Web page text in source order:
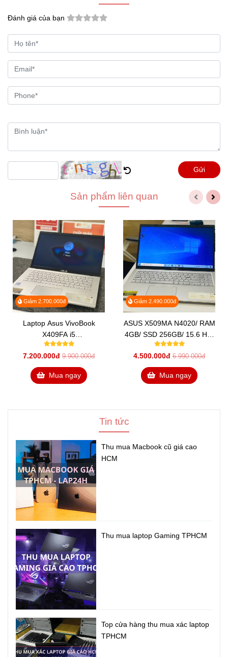
động của bạn. Đồng thời những đường nét sắc sảo, thiết
kế vuông vắn tạo nên vẻ đẹp hết sức tinh tế cho Asus
Kết hợp tính năng giữa hai công nghệ hiện đại, ổ lưu trữ
kép trên ASUS 15 X509FJ cho khả năng lưu trữ dung
lượng dữ liệu cực lớn với tốc độ truy xuất dữ liệu chớp
nhoáng. Bạn sẽ thoải mái lưu trữ các file dữ liệu lớn như
hình ảnh, phim ảnh hoặc những ca khúc yêu thích trên ổ
cứng HDD truyền thống; tải ứng dụng và giải quyết công
việc siêu nhanh với ổ lưu trữ SSD hoặc Intel Optane.
Hiệu năng xử lý mạnh mẽ
ASUS 15 X509FJ sở hữu sức mạnh tối ưu đến từ vi xử lý
Intel Core mới nhất với card đồ họa chuyên dụng NVIDIA
(tùy chọn phiên bản) cho khả năng làm việc và giải trí đa
nhiệm mạnh mẽ nhất hiện nay trên dòng laptop mỏng nhẹ.
Tăng cường hiệu suất với ăng ten Wi-Fi 802.11ac hai băng
tần, bạn sẽ được trải nghiệm trực tuyến siêu nhanh không
giật lag với tốc độ băng thông lên đến 867Mbps.
Âm thanh sống động
Đánh giá của bạn
Gửi
Sản phẩm liên quan
Giảm 2.700.000đ
Laptop Asus VivoBook
X409FA i5
8265U/8GB/256GB/Win10
(EK138T)
7.200.000đ 9.900.000đ
Mua ngay
Giảm 2.490.000đ
ASUS X509MA N4020/ RAM
4GB/ SSD 256GB/ 15.6 HD/
WIN10/ MÀU BẠC
4.500.000đ 6.990.000đ
Mua ngay
Tin tức
Thu mua Macbook cũ giá cao
HCM
Thu mua laptop Gaming TPHCM
Top cửa hàng thu mua xác laptop
TPHCM